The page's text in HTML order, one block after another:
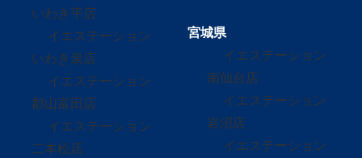
いわき平店
イエステーション
いわき泉店
イエステーション
郡山富田店
イエステーション
二本松店
宮城県
イエステーション
南仙台店
イエステーション
岩沼店
イエステーション